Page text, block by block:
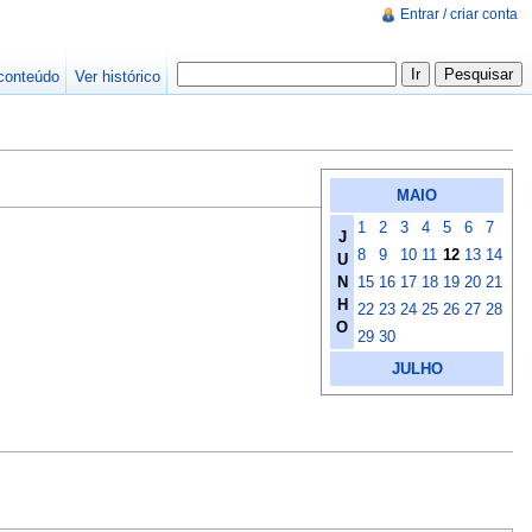
MAIO
J
U
N
H
O
1 2 3 4 5 6
7
8
9 10 11 12 13 14
15 16 17 18 19 20 21
22 23 24 25 26 27 28
29 30
JULHO
Entrar / criar conta
Ver histórico